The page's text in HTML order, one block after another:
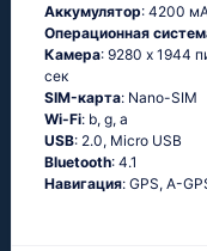
Аккумулятор: 4200
Oперационная
Камера: 9280 x 1944
сек
SIM-карта: Nano-SIM
Wi-Fi: b, g, а
USB: 2.0, Micro USB
Bluetooth: 4.1
Навигация: GРS, А-